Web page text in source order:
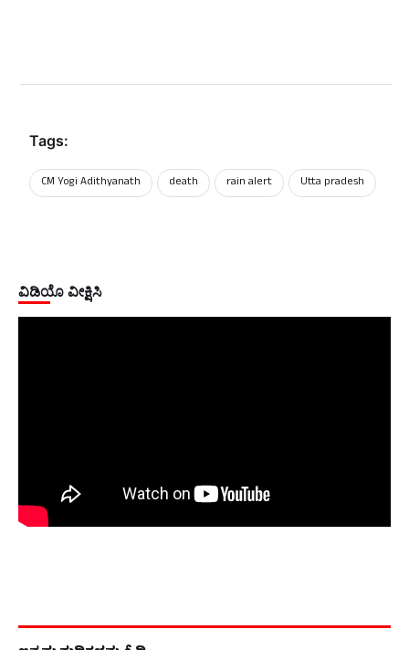
Tags:
CM Yogi Adithyanath death rain alert Utta pradesh
ವಿಡಿಯೊ ವೀಕ್ಷಿಸಿ